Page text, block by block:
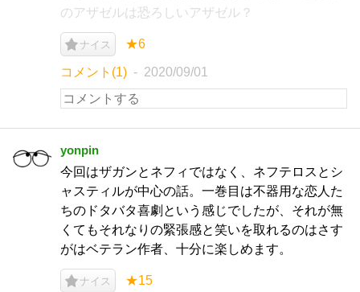
のアザゼルは恐ろしいアザゼル？
ナイス ★6
コメント(1) 2020/09/01
yonpin
今回はザガンとネフィではなく、ネフテロスとシ
ャスティルが中心の話。一巻目は不器用な恋人た
ちのドタバタ喜劇という感じでしたが、それが無
くてもそれなりの緊張感と笑いを取れるのはさす
がはベテラン作者、十分に楽しめます。
ナイス ★15